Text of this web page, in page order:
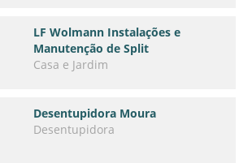
LF Wolmann Instalações e
Manutenção de Split
Casa e Jardim
Desentupidora Moura
Desentupidora